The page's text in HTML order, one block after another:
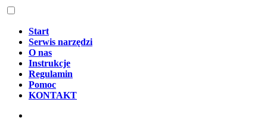
Start
Serwis narzędzi
O nas
Instrukcje
Regulamin
Pomoc
KONTAKT